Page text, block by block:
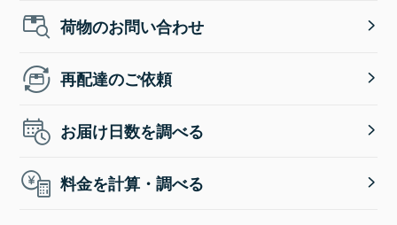
荷物のお問い合わせ
再配達のご依頼
お届け日数を調べる
料金を計算・調べる